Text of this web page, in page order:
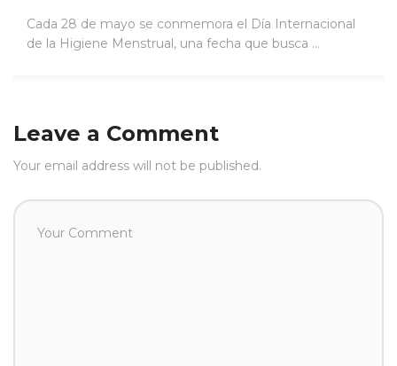
Cada 28 de mayo se conmemora el Día Internacional
de la Higiene Menstrual, una fecha que busca ...
Leave a Comment
Your email address will not be published.